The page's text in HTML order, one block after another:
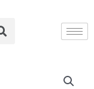
Search